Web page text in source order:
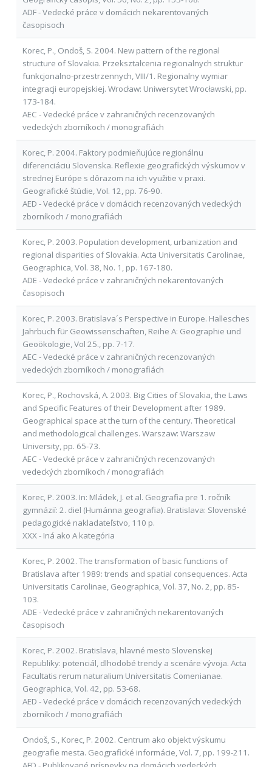
ADF - Vedecké práce v domácich nekarentovaných
časopisoch
Korec, P., Ondoš, S. 2004. New pattern of the regional
structure of Slovakia. Przekształcenia regionalnych struktur
funkcjonalno-przestrzennych, VIII/1. Regionalny wymiar
integracji europejskiej. Wrocław: Uniwersytet Wrocławski, pp.
173-184.
AEC - Vedecké práce v zahraničných recenzovaných
vedeckých zborníkoch / monografiách
Korec, P. 2004. Faktory podmieňujúce regionálnu
diferenciáciu Slovenska. Reflexie geografických výskumov v
strednej Európe s dôrazom na ich využitie v praxi.
Geografické štúdie, Vol. 12, pp. 76-90.
AED - Vedecké práce v domácich recenzovaných vedeckých
zborníkoch / monografiách
Korec, P. 2003. Population development, urbanization and
regional disparities of Slovakia. Acta Universitatis Carolinae,
Geographica, Vol. 38, No. 1, pp. 167-180.
ADE - Vedecké práce v zahraničných nekarentovaných
časopisoch
Korec, P. 2003. Bratislava´s Perspective in Europe. Hallesches
Jahrbuch für Geowissenschaften, Reihe A: Geographie und
Geoökologie, Vol 25., pp. 7-17.
AEC - Vedecké práce v zahraničných recenzovaných
vedeckých zborníkoch / monografiách
Korec, P., Rochovská, A. 2003. Big Cities of Slovakia, the Laws
and Specific Features of their Development after 1989.
Geographical space at the turn of the century. Theoretical
and methodological challenges. Warszaw: Warszaw
University, pp. 65-73.
AEC - Vedecké práce v zahraničných recenzovaných
vedeckých zborníkoch / monografiách
Korec, P. 2003. In: Mládek, J. et al. Geografia pre 1. ročník
gymnázií: 2. diel (Humánna geografia). Bratislava: Slovenské
pedagogické nakladateľstvo, 110 p.
XXX - Iná ako A kategória
Korec, P. 2002. The transformation of basic functions of
Bratislava after 1989: trends and spatial consequences. Acta
Universitatis Carolinae, Geographica, Vol. 37, No. 2, pp. 85-
103.
ADE - Vedecké práce v zahraničných nekarentovaných
časopisoch
Korec, P. 2002. Bratislava, hlavné mesto Slovenskej
Republiky: potenciál, dlhodobé trendy a scenáre vývoja. Acta
Facultatis rerum naturalium Universitatis Comenianae.
Geographica, Vol. 42, pp. 53-68.
AED - Vedecké práce v domácich recenzovaných vedeckých
zborníkoch / monografiách
Ondoš, S., Korec, P. 2002. Centrum ako objekt výskumu
geografie mesta. Geografické informácie, Vol. 7, pp. 199-211.